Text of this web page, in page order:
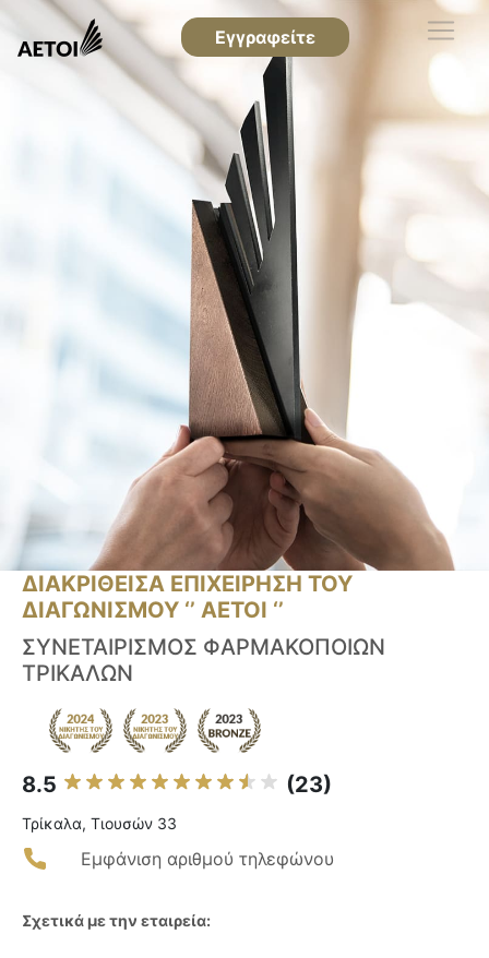
Εγγραφείτε
ΔΙΑΚΡΙΘΕΙΣΑ ΕΠΙΧΕΙΡΗΣΗ ΤΟΥ
ΔΙΑΓΩΝΙΣΜΟΥ ‘’ ΑΕΤΟΙ ‘’
ΣΥΝΕΤΑΙΡΙΣΜΟΣ ΦΑΡΜΑΚΟΠΟΙΩΝ
ΤΡΙΚΑΛΩΝ
8.5 (23)
Τρίκαλα, Τιουσών 33
Εμφάνιση αριθμού τηλεφώνου
Σχετικά με την εταιρεία: